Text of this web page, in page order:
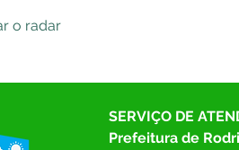
o radar
SERVIÇO DE
Prefeitura de